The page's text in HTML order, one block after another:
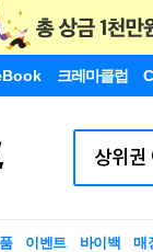
크레마클럽
이벤트 바이백 매